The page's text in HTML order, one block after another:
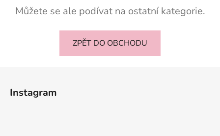
Můžete se ale podívat na ostatní kategorie.
ZPĚT DO OBCHODU
Instagram